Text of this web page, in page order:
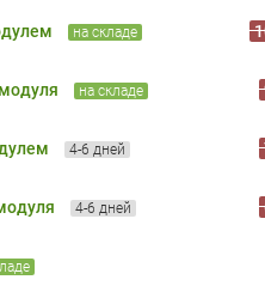
на складе
на складе
4-6 дней
4-6 дней